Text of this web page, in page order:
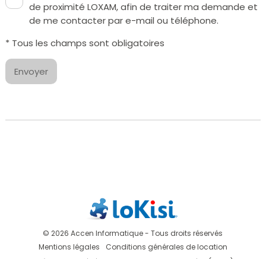
de proximité LOXAM, afin de traiter ma demande et
de me contacter par e-mail ou téléphone.
* Tous les champs sont obligatoires
Envoyer
© 2026 Accen Informatique - Tous droits réservés
Mentions légales
Conditions générales de location